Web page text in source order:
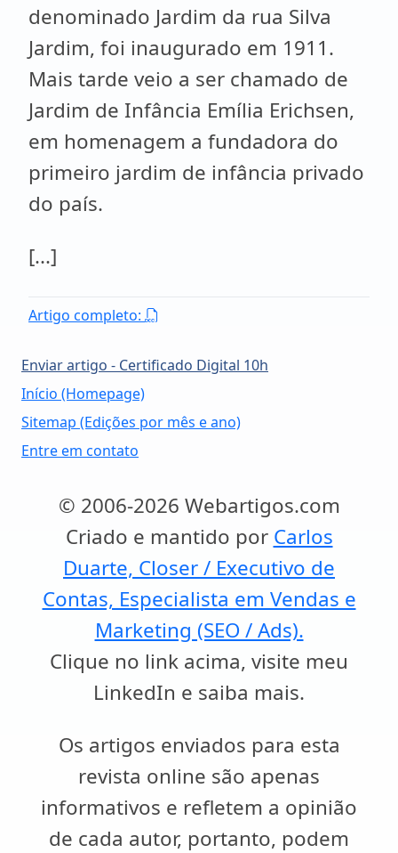
denominado Jardim da rua Silva
Jardim, foi inaugurado em 1911.
Mais tarde veio a ser chamado de
Jardim de Infância Emília Erichsen,
em homenagem a fundadora do
primeiro jardim de infância privado
do país.
[...]
Artigo completo:
Enviar artigo - Certificado Digital 10h
Início (Homepage)
Sitemap (Edições por mês e ano)
Entre em contato
© 2006-2026 Webartigos.com
Criado e mantido por Carlos
Duarte, Closer / Executivo de
Contas, Especialista em Vendas e
Marketing (SEO / Ads).
Clique no link acima, visite meu
LinkedIn e saiba mais.
Os artigos enviados para esta
revista online são apenas
informativos e refletem a opinião
de cada autor, portanto, podem